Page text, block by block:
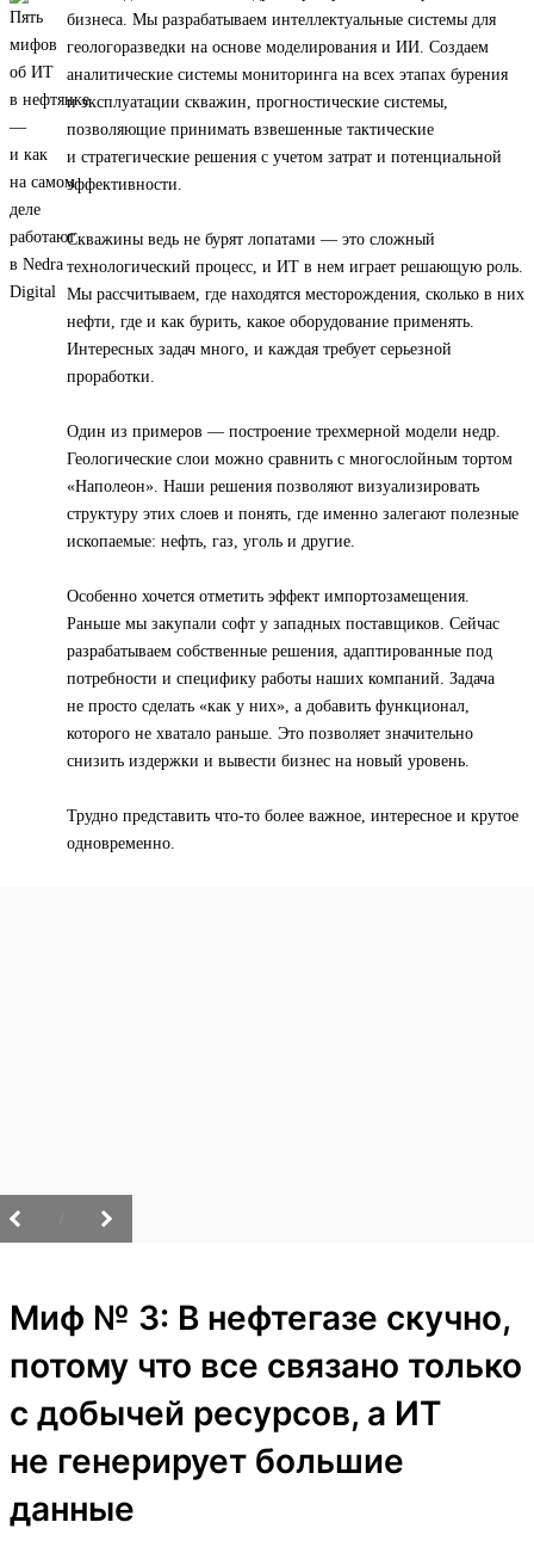
бизнеса. Мы разрабатываем интеллектуальные системы для
геологоразведки на основе моделирования и ИИ. Создаем
аналитические системы мониторинга на всех этапах бурения
и эксплуатации скважин, прогностические системы,
позволяющие принимать взвешенные тактические
и стратегические решения с учетом затрат и потенциальной
эффективности.
Скважины ведь не бурят лопатами — это сложный
технологический процесс, и ИТ в нем играет решающую роль.
Мы рассчитываем, где находятся месторождения, сколько в них
нефти, где и как бурить, какое оборудование применять.
Интересных задач много, и каждая требует серьезной
проработки.
Один из примеров — построение трехмерной модели недр.
Геологические слои можно сравнить с многослойным тортом
«Наполеон». Наши решения позволяют визуализировать
структуру этих слоев и понять, где именно залегают полезные
ископаемые: нефть, газ, уголь и другие.
Особенно хочется отметить эффект импортозамещения.
Раньше мы закупали софт у западных поставщиков. Сейчас
разрабатываем собственные решения, адаптированные под
потребности и специфику работы наших компаний. Задача
не просто сделать «как у них», а добавить функционал,
которого не хватало раньше. Это позволяет значительно
снизить издержки и вывести бизнес на новый уровень.
Трудно представить что-то более важное, интересное и крутое
одновременно.
Миф № 3: В нефтегазе скучно,
потому что все связано только
с добычей ресурсов, а ИТ
не генерирует большие
данные